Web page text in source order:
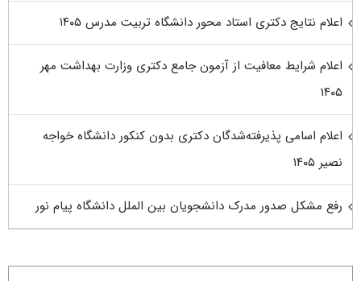
اعلام نتایج دکتری استاد محور دانشگاه تربیت مدرس ۱۴۰۵
اعلام شرایط معافیت از آزمون جامع دکتری وزارت بهداشت مهر
۱۴۰۵
اعلام اسامی پذیرفته‌شدگان دکتری بدون کنکور دانشگاه خواجه
نصیر ۱۴۰۵
رفع مشکل صدور مدرک دانشجویان بین الملل دانشگاه پیام نور